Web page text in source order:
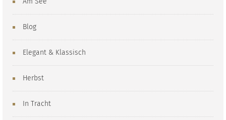
Blog
Elegant & Klassisch
Herbst
In Tracht